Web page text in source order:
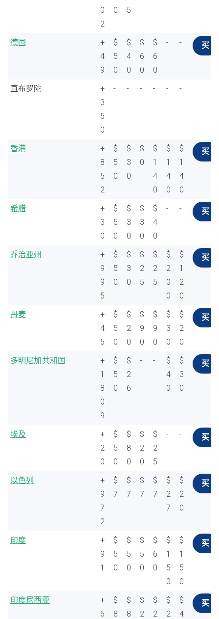
0
2
0
5
德国
+
4
9
$
5
0
$
4
0
$
6
0
$
6
0
- - 买
直布罗陀
+
3
5
0
- - - - - -
香港
+
8
5
2
$
5
0
$
3
0
$
0
$
1
4
0
$
1
4
0
$
1
4
0
买
希腊
+
3
0
$
5
0
$
3
0
$
3
0
$
4
0
- - 买
乔治亚州
+
9
9
5
$
5
0
$
3
0
$
2
5
$
2
5
$
2
0
0
$
1
2
0
买
丹麦
+
4
5
$
5
0
$
2
0
$
9
0
$
9
0
$
3
0
$
2
0
买
多明尼加共和国
+
1
8
0
9
$
5
0
$
2
6
- -
$
4
0
$
3
0
买
埃及
+
2
0
$
5
0
$
8
0
$
2
0
$
2
5
- - 买
以色列
+
9
7
2
$
7
$
7
$
7
$
7
$
2
7
$
2
0
买
印度
+
9
1
$
5
0
$
5
0
$
5
0
$
6
0
$
1
5
0
$
1
5
0
买
印度尼西亚
+
6
$
8
$
8
$
2
$
2
$
2
$
4
买